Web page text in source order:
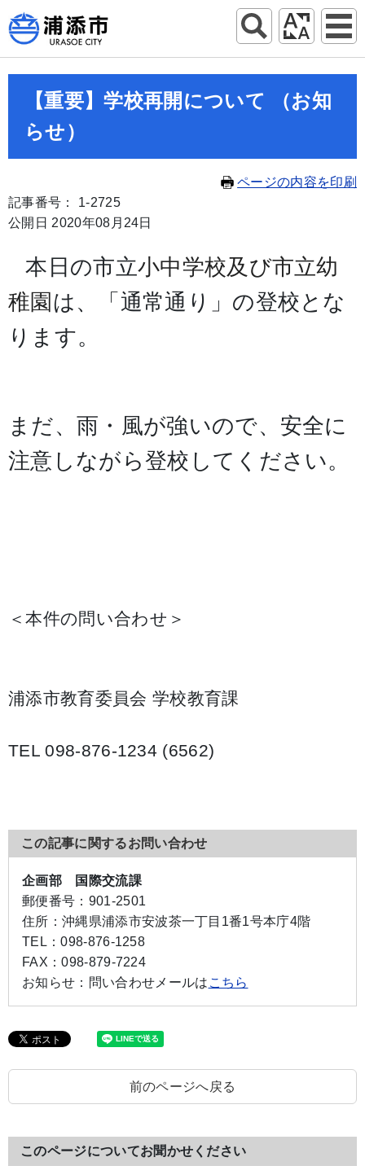
【重要】学校再開について （お知
らせ）
ページの内容を印刷
記事番号： 1-2725
公開日 2020年08月24日
本日の市立小中学校及び市立幼
稚園 は、「通常通り」の登校とな
ります。
まだ、雨・風が強いので、安全に
注意しながら登校してください。
＜本件の問い合わせ＞
浦添市教育委員会 学校教育課
TEL 098-876-1234 (6562)
この記事に関するお問い合わせ
企画部 国際交流課
郵便番号： 901-2501
住所： 沖縄県浦添市安波茶一丁目1番1号本庁4階
TEL：098-876-1258
FAX：098-879-7224
お知らせ： 問い合わせメールは こちら
前のページへ戻る
このページについてお聞かせください